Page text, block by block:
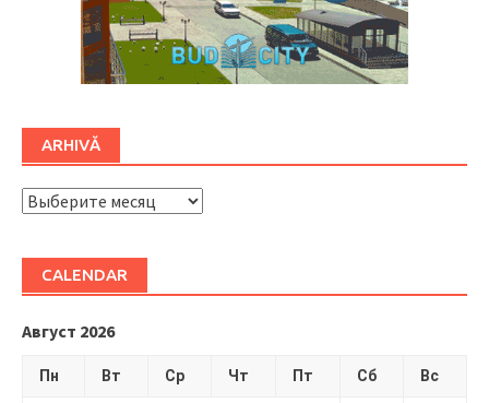
ARHIVĂ
ARHIVĂ
CALENDAR
Август 2026
Пн Вт Ср Чт Пт Сб Вс